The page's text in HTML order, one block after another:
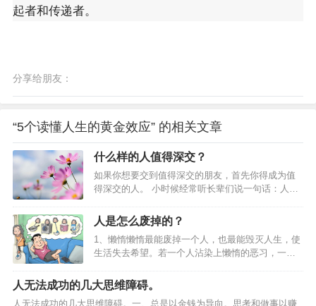
起者和传递者。
分享给朋友：
“5个读懂人生的黄金效应” 的相关文章
什么样的人值得深交？
如果你想要交到值得深交的朋友，首先你得成为值
得深交的人。 小时候经常听长辈们说一句话：人一
想：你们就是认识的人太少了呗。后来年纪大一
点，懂得一点人际关系的秘密，猜测他们这么说可
能是想向对方表达：你这个朋友很珍贵，是一句客
气话。当经历过更多事情之后，越来越发现这句话
有道理，也许人都是孤独的吧，很难向别人真正敞
开心扉。又或许，首先自己得成为值得深交的人，
人是怎么废掉的？
1、懒惰懒惰最能废掉一个人，也最能毁灭人生，使
生活失去希望。若一个人沾染上懒惰的恶习，一辈
噬人的智慧，因为懒得动脑子。懒惰行动得如此缓
慢，贫穷很快就能超过它。心理的懒惰，比身体的
人无法成功的几大思维障碍。
人无法成功的几大思维障碍。一、总是以金钱为导向。思考和做事以赚